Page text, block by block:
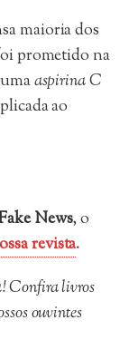
maioria dos
prometido na
aspirina C
ao
News, o
revista.
Confira livros
ouvintes